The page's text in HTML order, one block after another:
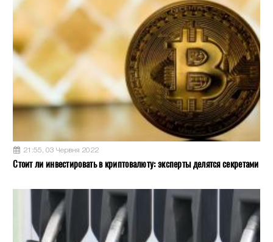
21:55, 03 Червня 2022
Стоит ли инвестировать в криптовалюту: эксперты делятся секретами